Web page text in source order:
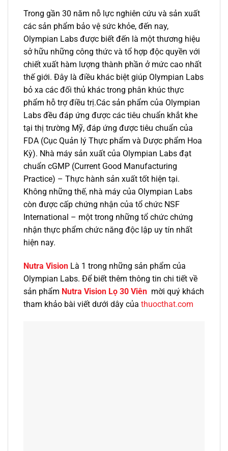
Trong gần 30 năm nỗ lực nghiên cứu và sản xuất
các sản phẩm bảo vệ sức khỏe, đến nay,
Olympian Labs được biết đến là một thương hiệu
sở hữu những công thức và tổ hợp độc quyền với
chiết xuất hàm lượng thành phần ở mức cao nhất
thế giới. Đây là điều khác biệt giúp Olympian Labs
bỏ xa các đối thủ khác trong phân khúc thực
phẩm hỗ trợ điều trị.Các sản phẩm của Olympian
Labs đều đáp ứng được các tiêu chuẩn khắt khe
tại thị trường Mỹ, đáp ứng được tiêu chuẩn của
FDA (Cục Quản lý Thực phẩm và Dược phẩm Hoa
Kỳ). Nhà máy sản xuất của Olympian Labs đạt
chuẩn cGMP (Current Good Manufacturing
Practice) – Thực hành sản xuất tốt hiện tại.
Không những thế, nhà máy của Olympian Labs
còn được cấp chứng nhận của tổ chức NSF
International – một trong những tổ chức chứng
nhận thực phẩm chức năng độc lập uy tín nhất
hiện nay.
Nutra Vision Là 1 trong những sản phẩm của
Olympian Labs. Để biết thêm thông tin chi tiết về
sản phẩm Nutra Vision Lọ 30 Viên mời quý khách
tham khảo bài viết dưới dây của thuocthat.com